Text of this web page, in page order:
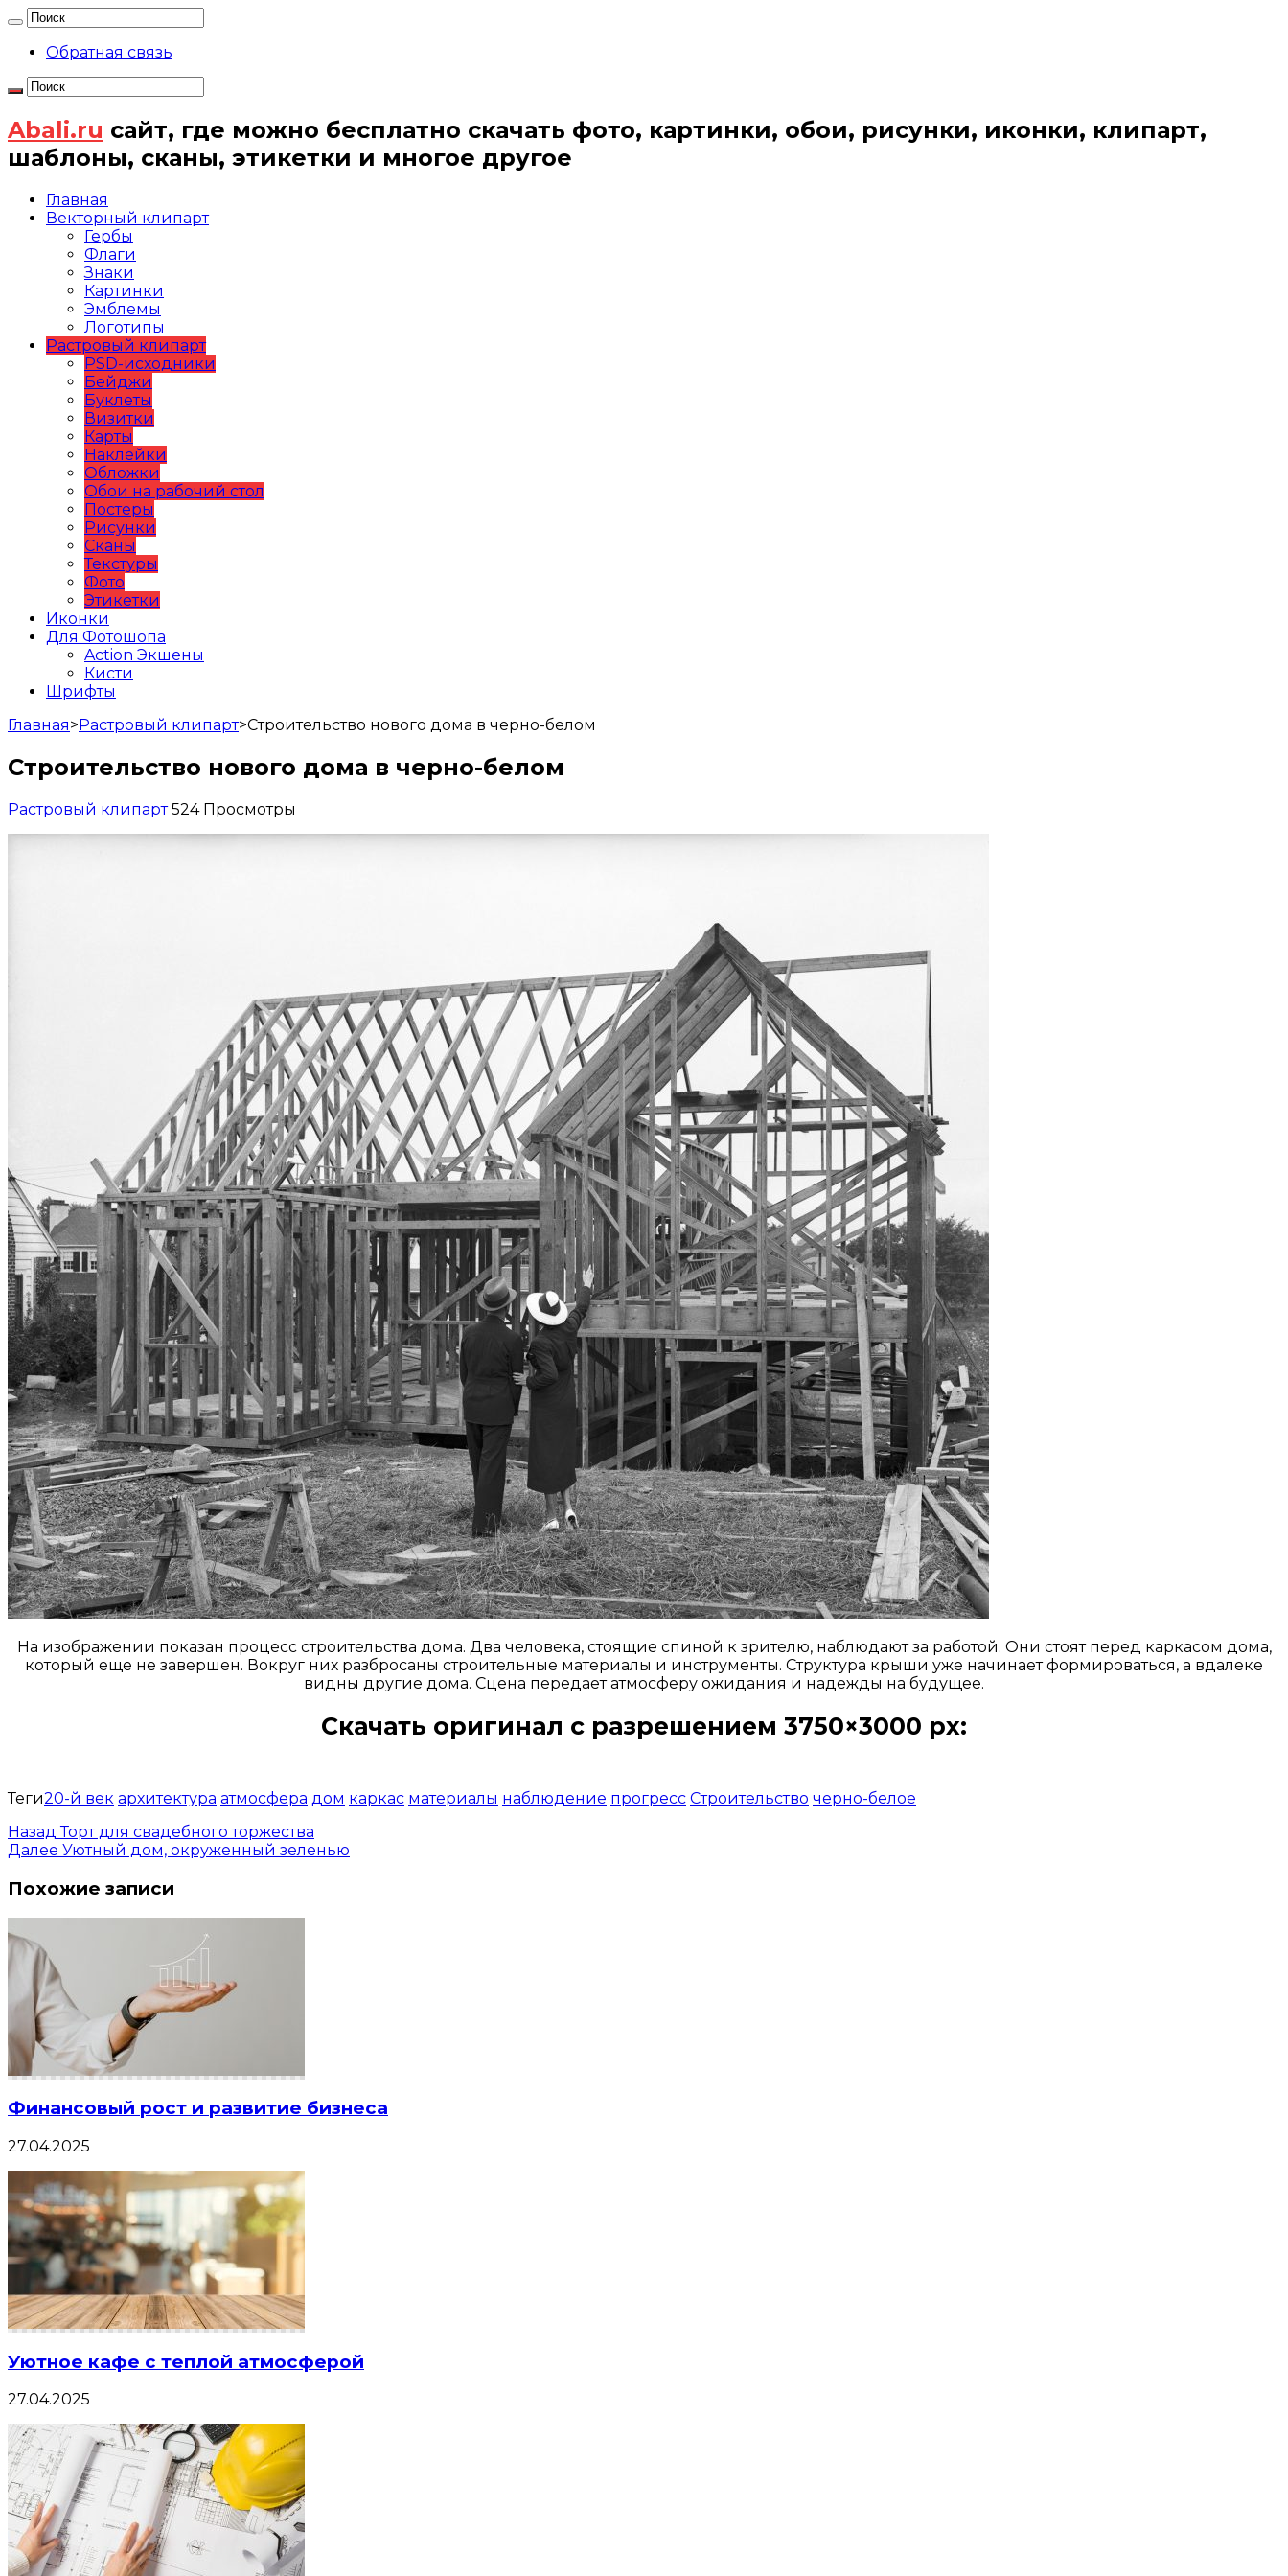
Обратная связь
Abali.ru сайт, где можно бесплатно скачать фото, картинки, обои, рисунки, иконки, клипарт,
шаблоны, сканы, этикетки и многое другое
Главная
Векторный клипарт
Гербы
Флаги
Знаки
Картинки
Эмблемы
Логотипы
Растровый клипарт
PSD-исходники
Бейджи
Буклеты
Визитки
Карты
Наклейки
Обложки
Обои на рабочий стол
Постеры
Рисунки
Сканы
Текстуры
Фото
Этикетки
Иконки
Для Фотошопа
Action Экшены
Кисти
Шрифты
Главная>Растровый клипарт>Строительство нового дома в черно-белом
Строительство нового дома в черно-белом
Растровый клипарт 524 Просмотры
На изображении показан процесс строительства дома. Два человека, стоящие спиной к зрителю, наблюдают за работой. Они стоят перед каркасом дома,
который еще не завершен. Вокруг них разбросаны строительные материалы и инструменты. Структура крыши уже начинает формироваться, а вдалеке
видны другие дома. Сцена передает атмосферу ожидания и надежды на будущее.
Скачать оригинал с разрешением 3750×3000 px:
Теги20-й век архитектура атмосфера дом каркас материалы наблюдение прогресс Строительство черно-белое
Назад Торт для свадебного торжества
Далее Уютный дом, окруженный зеленью
Похожие записи
Финансовый рост и развитие бизнеса
27.04.2025
Уютное кафе с теплой атмосферой
27.04.2025